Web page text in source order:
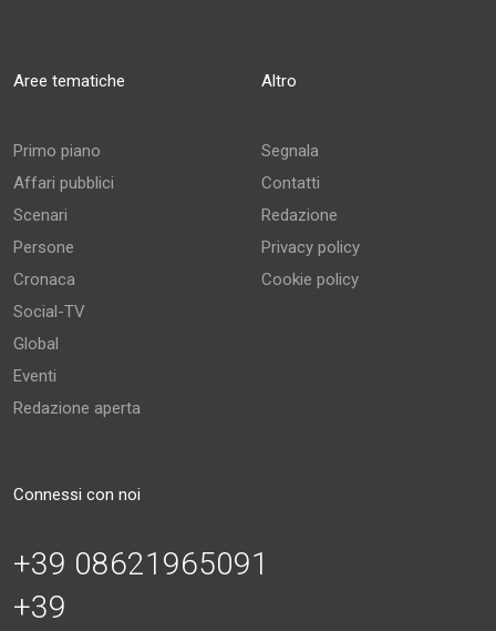
Aree tematiche
Primo piano
Affari pubblici
Scenari
Persone
Cronaca
Social-TV
Global
Eventi
Redazione aperta
Altro
Segnala
Contatti
Redazione
Privacy policy
Cookie policy
Connessi con noi
+39 08621965091
+39